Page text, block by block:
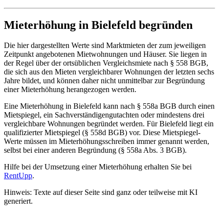
Mieterhöhung in Bielefeld begründen
Die hier dargestellten Werte sind Marktmieten der zum jeweiligen
Zeitpunkt angebotenen Mietwohnungen und Häuser. Sie liegen in
der Regel über der ortsüblichen Vergleichsmiete nach § 558 BGB,
die sich aus den Mieten vergleichbarer Wohnungen der letzten sechs
Jahre bildet, und können daher nicht unmittelbar zur Begründung
einer Mieterhöhung herangezogen werden.
Eine Mieterhöhung in Bielefeld kann nach § 558a BGB durch einen
Mietspiegel, ein Sachverständigengutachten oder mindestens drei
vergleichbare Wohnungen begründet werden. Für Bielefeld liegt ein
qualifizierter Mietspiegel (§ 558d BGB) vor. Diese Mietspiegel-
Werte müssen im Mieterhöhungsschreiben immer genannt werden,
selbst bei einer anderen Begründung (§ 558a Abs. 3 BGB).
Hilfe bei der Umsetzung einer Mieterhöhung erhalten Sie bei
RentUpp.
Hinweis: Texte auf dieser Seite sind ganz oder teilweise mit KI
generiert.